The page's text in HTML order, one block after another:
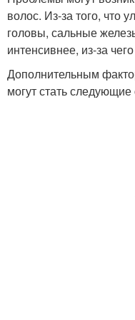
волос. Из-за того, что
головы, сальные
интенсивнее, из-за
Дополнительным
могут стать следующие